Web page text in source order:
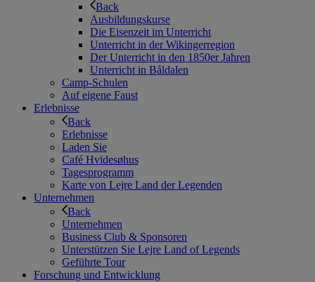
Back
Ausbildungskurse
Die Eisenzeit im Unterricht
Unterricht in der Wikingerregion
Der Unterricht in den 1850er Jahren
Unterricht in Båldalen
Camp-Schulen
Auf eigene Faust
Erlebnisse
Back
Erlebnisse
Laden Sie
Café Hvidesøhus
Tagesprogramm
Karte von Lejre Land der Legenden
Unternehmen
Back
Unternehmen
Business Club & Sponsoren
Unterstützen Sie Lejre Land of Legends
Geführte Tour
Forschung und Entwicklung